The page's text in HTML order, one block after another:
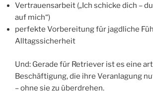
Vertrauensarbeit („Ich schicke dich –
auf mich“)
perfekte Vorbereitung für jagdliche
Alltagssicherheit
Und: Gerade für Retriever ist es eine
Beschäftigung, die ihre Veranlagung
– ohne sie zu überdrehen.